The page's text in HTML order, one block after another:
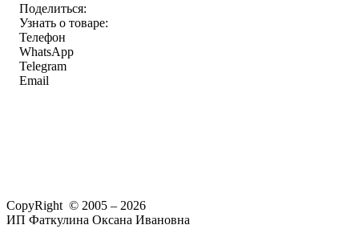
Поделиться:
Узнать о товаре:
Телефон
WhatsApp
Telegram
Email
CopyRight © 2005 – 2026
ИП Фаткулина Оксана Ивановна